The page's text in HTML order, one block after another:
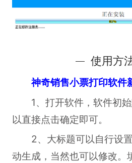
使用方
神奇销售小票打印软件
1、打开软件，软件初始
以直接点击确定即可。
2、大标题可以自行设置
动生成，当然也可以修改。